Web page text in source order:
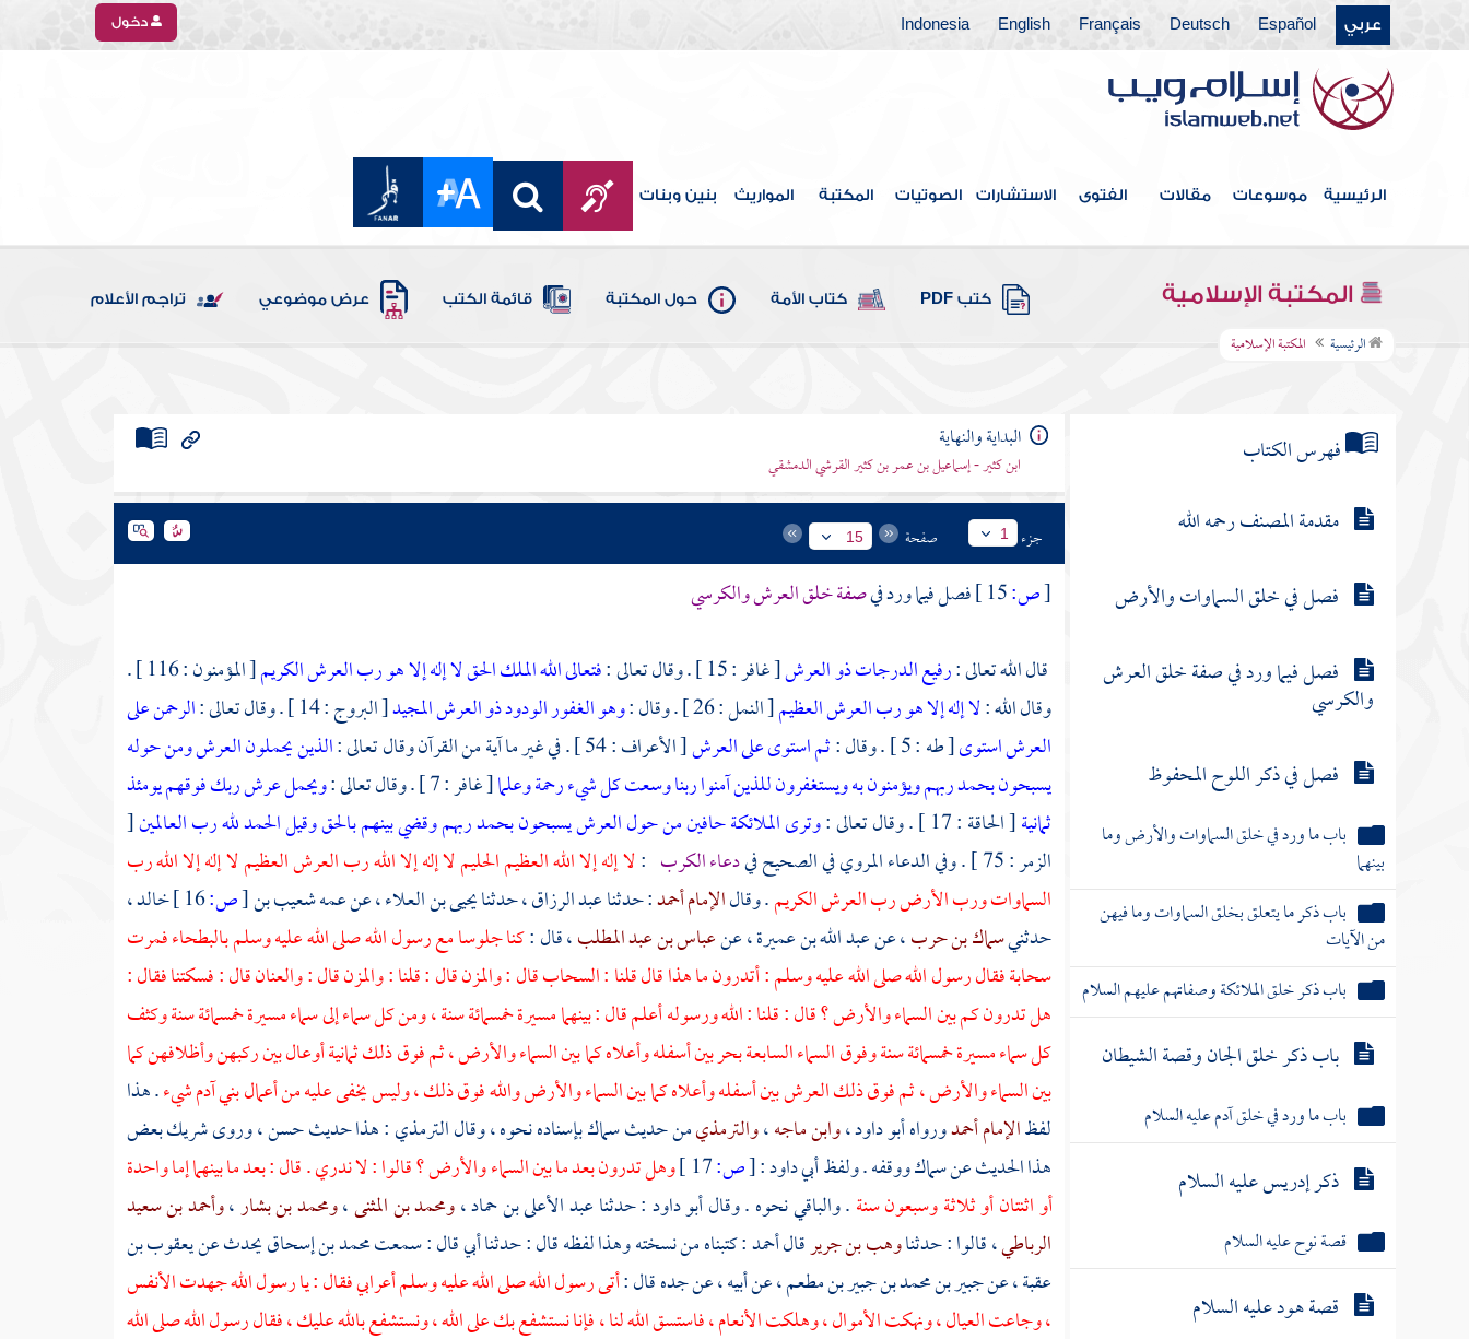
عربي Español
Deutsch
Français
English
Indonesia دخول
الرئيسية موسوعات مقالات الفتوى الاستشارات الصوتيات المكتبة المواريث بنين وبنات
المكتبة الإسلامية كتب PDF كتاب الأمة حول المكتبة قائمة الكتب عرض موضوعي تراجم الأعلام
الرئيسية المكتبة الإسلامية
فهرس الكتاب
مقدمة المصنف رحمه الله
فصل في خلق السماوات والأرض
فصل فيما ورد في صفة خلق العرش
والكرسي
فصل في ذكر اللوح المحفوظ
باب ما ورد في خلق السماوات والأرض وما
بينهما
باب ذكر ما يتعلق بخلق السماوات وما فيهن
من الآيات
باب ذكر خلق الملائكة وصفاتهم عليهم السلام
باب ذكر خلق الجان وقصة الشيطان
باب ما ورد في خلق آدم عليه السلام
ذكر إدريس عليه السلام
قصة نوح عليه السلام
قصة هود عليه السلام
البداية والنهاية
ابن كثير - إسماعيل بن عمر بن كثير القرشي الدمشقي
جزء 1 صفحة 15
[ص: فصل فيما ورد فيصفة خلق العرش والكرسي
قال الله تعالى :رفيع الدرجات ذو العرش[ غافر : 15 ] . وقال تعالى : فتعالى الله الملك الحق لا إله إلا هو رب العرش الكريم
[ المؤمنون : 116 ] .
وقال الله :لا إله إلا هو رب العرش العظيم[ النمل : 26 ] . وقال : وهو الغفور الودود ذو العرش المجيد[ البروج : 14 ] . وقال تعالى :
الرحمن على
العرش استوى[ طه : 5 ] . وقال : ثم استوى على العرش[ الأعراف : 54 ] . في غير ما آية من القرآن وقال تعالى :
الذين يحملون العرش ومن حوله
يسبحون بحمد ربهم ويؤمنون به ويستغفرون للذين آمنوا ربنا وسعت كل شيء رحمة وعلما[ غافر : 7 ] . وقال تعالى :
ويحمل عرش ربك فوقهم يومئذ
ثمانية[ الحاقة : 17 ] . وقال تعالى : وترى الملائكة حافين من حول العرش يسبحون بحمد ربهم وقضي بينهم بالحق وقيل الحمد لله رب العالمين[
الزمر : 75 ] . وفي الدعاء المروي في الصحيح في
دعاء الكرب :لا إله إلا الله العظيم الحليم لا إله إلا الله رب العرش العظيم لا إله إلا الله رب
السماوات ورب الأرض رب العرش الكريم. وقالالإمام أحمد: حدثناعبد الرزاق، حدثنايحيى بن العلاء، عن عمهشعيب بن[ص: خالد،
حدثنيسماك بن حرب، عنعبد الله بن عميرة، عنعباس بن عبد المطلب، قال :كنا جلوسا مع رسول الله صلى الله عليه وسلم بالبطحاء فمرت
سحابة فقال رسول الله صلى الله عليه وسلم : أتدرون ما هذا قال قلنا : السحاب قال : والمزن قال : قلنا : والمزن قال : والعنان قال : فسكتنا فقال :
هل تدرون كم بين السماء والأرض ؟ قال : قلنا : الله ورسوله أعلم قال : بينهما مسيرة خمسمائة سنة ، ومن كل سماء إلى سماء مسيرة خمسمائة سنة وكثف
كل سماء مسيرة خمسمائة سنة وفوق السماء السابعة بحر بين أسفله وأعلاه كما بين السماء والأرض ، ثم فوق ذلك ثمانية أوعال بين ركبهن وأظلافهن كما
بين السماء والأرض ، ثم فوق ذلك العرش بين أسفله وأعلاه كما بين السماء والأرض والله فوق ذلك ، وليس يخفى عليه من أعمال بني آدم شيء. هذا
لفظالإمام أحمدورواهأبو داود،وابن ماجه،والترمذيمن حديثسماكبإسناده نحوه ، وقالالترمذي: هذا حديث حسن ، وروىشريكبعض
هذا الحديث عنسماكووقفه . ولفظأبي داود:
[ص:
وهل تدرون بعد ما بين السماء والأرض ؟ قالوا : لا ندري . قال : بعد ما بينهما إما واحدة
أو اثنتان أو ثلاثة وسبعون سنة. والباقي نحوه . وقالأبو داود: حدثناعبد الأعلى بن حماد،ومحمد بن المثنى،ومحمد بن بشار،وأحمد بن سعيد
الرباطي، قالوا : حدثناوهب بن جريرقالأحمد: كتبناه من نسخته وهذا لفظه قال : حدثنا أبي قال : سمعتمحمد بن إسحاقيحدث عنيعقوب بن
عقبة، عنجبير بن محمد بن جبير بن مطعم، عن أبيه ، عن جده قال :أتى رسول الله صلى الله عليه وسلم أعرابي فقال : يا رسول الله جهدت الأنفس
، وجاعت العيال ، ونهكت الأموال ، وهلكت الأنعام ، فاستسق الله لنا ، فإنا نستشفع بك على الله ، ونستشفع بالله عليك ، فقال رسول الله صلى الله